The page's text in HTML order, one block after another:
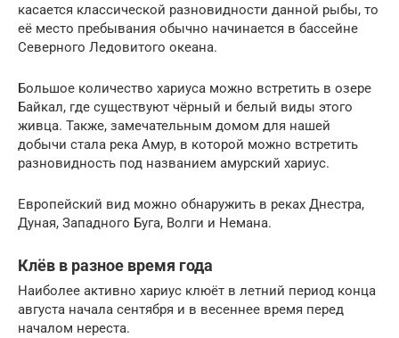
касается классической разновидности данной рыбы, то
её место пребывания обычно начинается в бассейне
Северного Ледовитого океана.
Большое количество хариуса можно встретить в озере
Байкал, где существуют чёрный и белый виды этого
живца. Также, замечательным домом для нашей
добычи стала река Амур, в которой можно встретить
разновидность под названием амурский хариус.
Европейский вид можно обнаружить в реках Днестра,
Дуная, Западного Буга, Волги и Немана.
Клёв в разное время года
Наиболее активно хариус клюёт в летний период конца
августа начала сентября и в весеннее время перед
началом нереста.